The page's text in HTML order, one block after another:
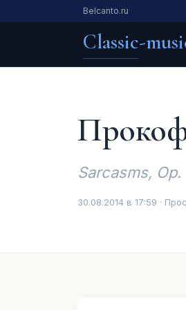
Belcanto.ru
Classic-
Sarcasms, Op.
30.08.2014 в 17:59 ·